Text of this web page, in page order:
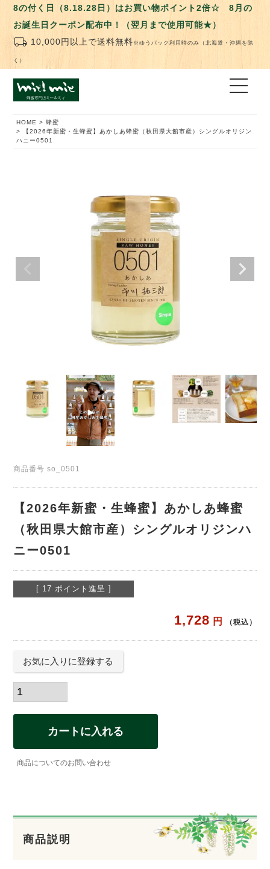
8の付く日（8.18.28日）はお買い物ポイント2倍☆ 8月の
お誕生日クーポン配布中！（翌月まで使用可能★）
local_shipping 10,000円以上で送料無料※ゆうパック利用時のみ（北海道・沖縄を除
く）
HOME
蜂蜜
【2026年新蜜・生蜂蜜】あかしあ蜂蜜（秋田県大館市産）シングルオリジン
ハニー0501
商品番号 so_0501
【2026年新蜜・生蜂蜜】あかしあ蜂蜜
（秋田県大館市産）シングルオリジンハ
ニー0501
[ 17 ポイント進呈 ]
1,728 税込
お気に入りに登録する
カートに入れる
商品についてのお問い合わせ
商品説明